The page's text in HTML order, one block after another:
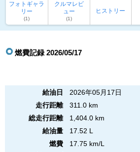
フォトギャラ
リー
(1)
クルマレビ
ュー
(1)
ヒストリー
燃費記録 2026/05/17
給油日
2026年05月17日
走行距離
311.0 km
総走行距離
1,404.0 km
給油量
17.52 L
燃費
17.75 km/L